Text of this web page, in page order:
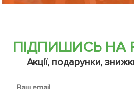
ПІДПИШИСЬ НА
Акції, подарунки,